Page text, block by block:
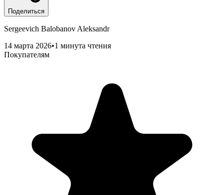
Поделиться
Sergeevich Balobanov Aleksandr
14 марта 2026•1 минута чтения
Покупателям